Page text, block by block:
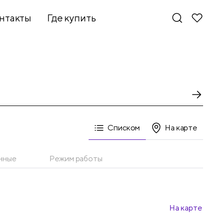
Где купить
Списком На карте
Режим работы
На карте